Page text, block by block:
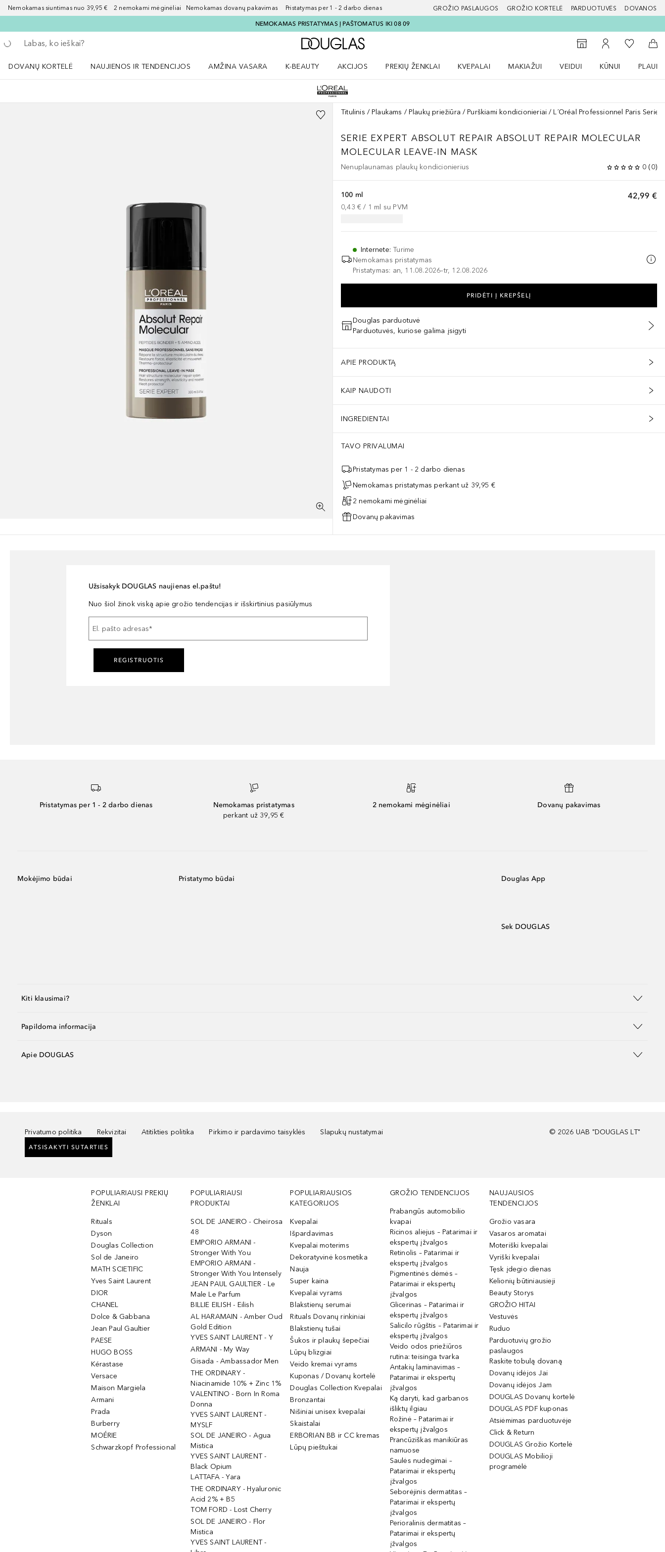
Nemokamas siuntimas nuo 39,95 € 2 nemokami mėginėliai Nemokamas dovanų pakavimas Pristatymas per 1 - 2 darbo dienas GROŽIO PASLAUGOS GROŽIO KORTELĖ PARDUOTUVĖS DOVANOS
NEMOKAMAS PRISTATYMAS Į PAŠTOMATUS IKI 08 09
Grįžk atgal
Vykdykite paiešką
Į Douglas pagrindinį puslapį
Į parduotuvių paiešką
Į mano paskyrą
Į mano
Į
DOVANŲ KORTELĖ
NAUJIENOS IR TENDENCIJOS
AMŽINA VASARA
K-BEAUTY
AKCIJOS
PREKIŲ ŽENKLAI
KVEPALAI
MAKIAŽUI
VEIDUI
KŪNUI
Titulinis Plaukams Plaukų priežiūra Purškiami kondicionieriai L´Oréal Professionnel Paris
SERIE EXPERT ABSOLUT REPAIR ABSOLUT REPAIR MOLECULAR
MOLECULAR LEAVE-IN MASK
Nenuplaunamas plaukų kondicionierius 0 (0)
42,99 €
100 ml
0,43 € / 1 ml su PVM
Internete:Turime
Nemokamas pristatymas
Pristatymas: an, 11.08.2026–tr, 12.08.2026
PRIDĖTI Į KREPŠELĮ
Douglas parduotuvė
Parduotuvės, kuriose galima įsigyti
APIE PRODUKTĄ
KAIP NAUDOTI
INGREDIENTAI
TAVO PRIVALUMAI
Pristatymas per 1 - 2 darbo dienas
Nemokamas pristatymas perkant už 39,95 €
2 nemokami mėginėliai
Dovanų pakavimas
Užsisakyk DOUGLAS naujienas el.paštu!
Nuo šiol žinok viską apie grožio tendencijas ir išskirtinius pasiūlymus
El. pašto adresas*
REGISTRUOTIS
Pristatymas per 1 - 2 darbo dienas
Nemokamas pristatymas
perkant už 39,95 €
2 nemokami mėginėliai Dovanų pakavimas
Mokėjimo būdai Pristatymo būdai Douglas App
Sek DOUGLAS
Kiti klausimai?
Papildoma informacija
Apie DOUGLAS
Privatumo politika Rekvizitai Atitikties politika Pirkimo ir pardavimo taisyklės Slapukų nustatymai
ATSISAKYTI SUTARTIES
© 2026 UAB "DOUGLAS LT"
POPULIARIAUSI PREKIŲ
ŽENKLAI
Rituals
Dyson
Douglas Collection
Sol de Janeiro
MATH SCIETIFIC
Yves Saint Laurent
DIOR
CHANEL
Dolce & Gabbana
Jean Paul Gaultier
PAESE
HUGO BOSS
Kérastase
Versace
Maison Margiela
Armani
Prada
Burberry
MOÉRIE
Schwarzkopf Professional
POPULIARIAUSI
PRODUKTAI
SOL DE JANEIRO - Cheirosa
48
EMPORIO ARMANI -
Stronger With You
EMPORIO ARMANI -
Stronger With You Intensely
JEAN PAUL GAULTIER - Le
Male Le Parfum
BILLIE EILISH - Eilish
AL HARAMAIN - Amber Oud
Gold Edition
YVES SAINT LAURENT - Y
ARMANI - My Way
Gisada - Ambassador Men
THE ORDINARY -
Niacinamide 10% + Zinc 1%
VALENTINO - Born In Roma
Donna
YVES SAINT LAURENT -
MYSLF
SOL DE JANEIRO - Agua
Mistica
YVES SAINT LAURENT -
Black Opium
LATTAFA - Yara
THE ORDINARY - Hyaluronic
Acid 2% + B5
TOM FORD - Lost Cherry
SOL DE JANEIRO - Flor
Mistica
YVES SAINT LAURENT -
POPULIARIAUSIOS
KATEGORIJOS
Kvepalai
Išpardavimas
Kvepalai moterims
Dekoratyvinė kosmetika
Nauja
Super kaina
Kvepalai vyrams
Blakstienų serumai
Rituals Dovanų rinkiniai
Blakstienų tušai
Šukos ir plaukų šepečiai
Lūpų blizgiai
Veido kremai vyrams
Kuponas / Dovanų kortelė
Douglas Collection Kvepalai
Bronzantai
Nišiniai unisex kvepalai
Skaistalai
ERBORIAN BB ir CC kremas
Lūpų pieštukai
GROŽIO TENDENCIJOS
Prabangūs automobilio
kvapai
Ricinos aliejus – Patarimai ir
ekspertų įžvalgos
Retinolis – Patarimai ir
ekspertų įžvalgos
Pigmentinės dėmės –
Patarimai ir ekspertų
įžvalgos
Glicerinas – Patarimai ir
ekspertų įžvalgos
Salicilo rūgštis – Patarimai ir
ekspertų įžvalgos
Veido odos priežiūros
rutina: teisinga tvarka
Antakių laminavimas –
Patarimai ir ekspertų
įžvalgos
Ką daryti, kad garbanos
išliktų ilgiau
Rožinė – Patarimai ir
ekspertų įžvalgos
Prancūziškas manikiūras
namuose
Saulės nudegimai –
Patarimai ir ekspertų
įžvalgos
Seborėjinis dermatitas –
Patarimai ir ekspertų
įžvalgos
Perioralinis dermatitas –
Patarimai ir ekspertų
įžvalgos
NAUJAUSIOS
TENDENCIJOS
Grožio vasara
Vasaros aromatai
Moteriški kvepalai
Vyriški kvepalai
Tęsk įdegio dienas
Kelionių būtiniausieji
Beauty Storys
GROŽIO HITAI
Vestuvės
Ruduo
Parduotuvių grožio
paslaugos
Raskite tobulą dovaną
Dovanų idėjos Jai
Dovanų idėjos Jam
DOUGLAS Dovanų kortelė
DOUGLAS PDF kuponas
Atsiėmimas parduotuvėje
Click & Return
DOUGLAS Grožio Kortelė
DOUGLAS Mobilioji
programėlė